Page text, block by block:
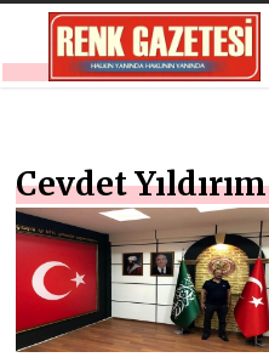
Cevdet Yıldırım